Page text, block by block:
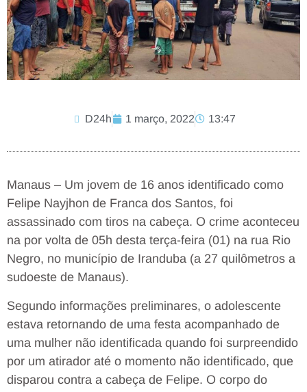
D24h 1 março, 2022 13:47
Manaus – Um jovem de 16 anos identificado como
Felipe Nayjhon de Franca dos Santos, foi
assassinado com tiros na cabeça. O crime aconteceu
na por volta de 05h desta terça-feira (01) na rua Rio
Negro, no município de Iranduba (a 27 quilômetros a
sudoeste de Manaus).
Segundo informações preliminares, o adolescente
estava retornando de uma festa acompanhado de
uma mulher não identificada quando foi surpreendido
por um atirador até o momento não identificado, que
disparou contra a cabeça de Felipe. O corpo do